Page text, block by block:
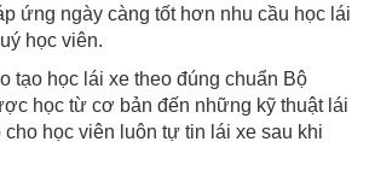
ứng ngày càng tốt hơn nhu cầu học lái
học viên.
tạo học lái xe theo đúng chuẩn Bộ
học từ cơ bản đến những kỹ thuật lái
cho học viên luôn tự tin lái xe sau khi